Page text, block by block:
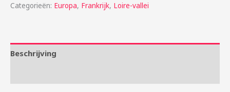
Categorieën: Europa, Frankrijk, Loire-vallei
Beschrijving